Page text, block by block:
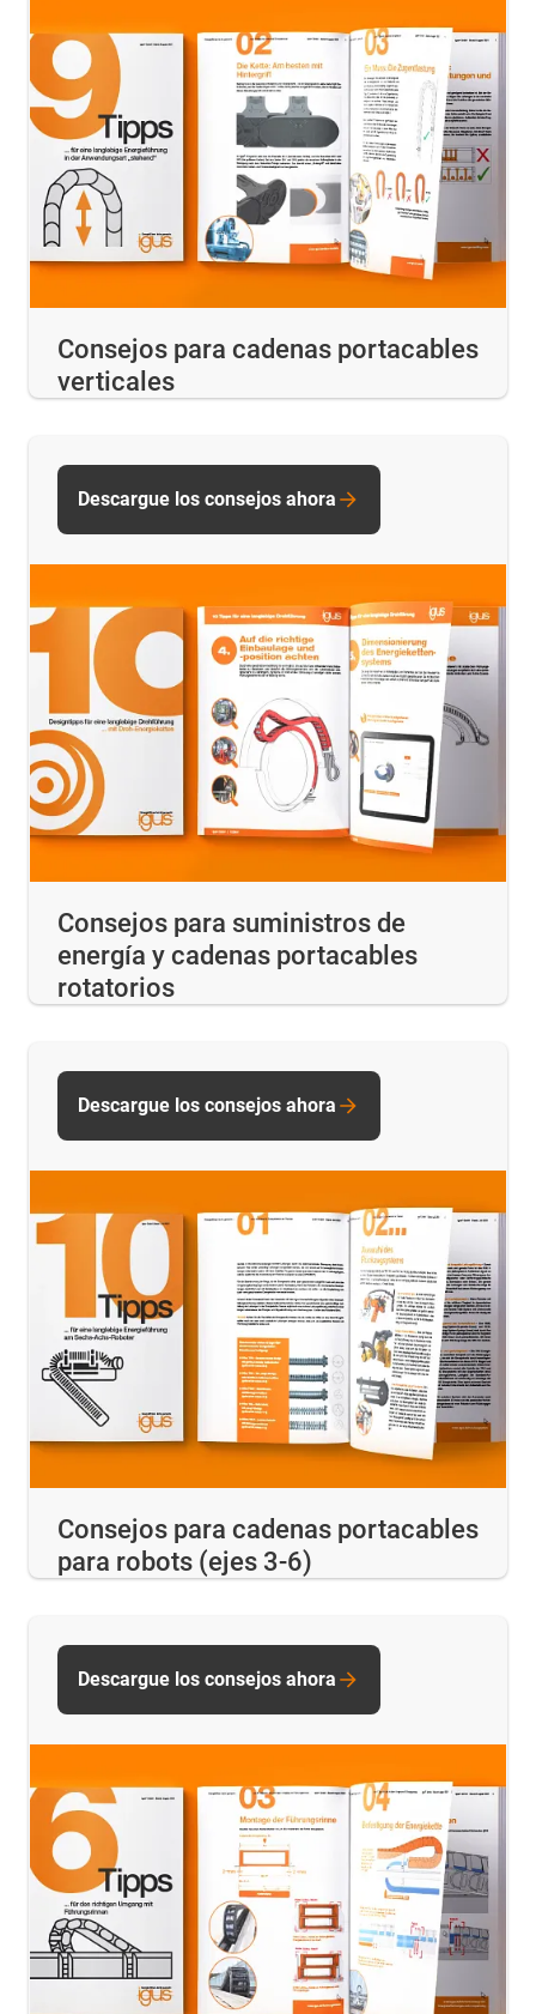
Consejos para cadenas portacables
verticales
Consejos para suministros de
energía y cadenas portacables
rotatorios
Descargue los consejos ahora
Consejos para cadenas portacables
para robots (ejes 3-6)
Descargue los consejos ahora
Descargue los consejos ahora